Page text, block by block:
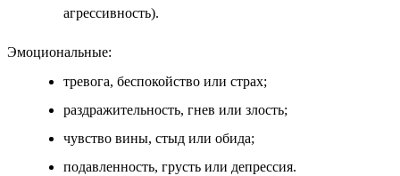
агрессивность).
Эмоциональные:
тревога, беспокойство или страх;
раздражительность, гнев или злость;
чувство вины, стыд или обида;
подавленность, грусть или депрессия.